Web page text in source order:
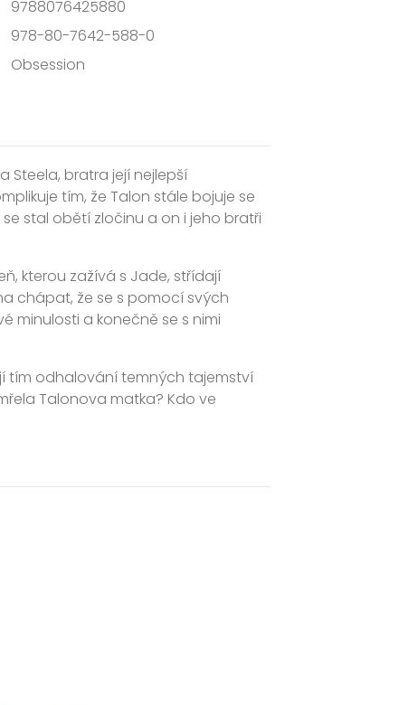
9788076425880
978-80-7642-588-0
Obsession
Steela, bratra její nejlepší
tím, že Talon stále bojuje se
stal obětí zločinu a on i jeho bratři
kterou zažívá s Jade, střídají
chápat, že se s pomocí svých
minulosti a konečně se s nimi
tím odhalování temných tajemství
Talonova matka? Kdo ve